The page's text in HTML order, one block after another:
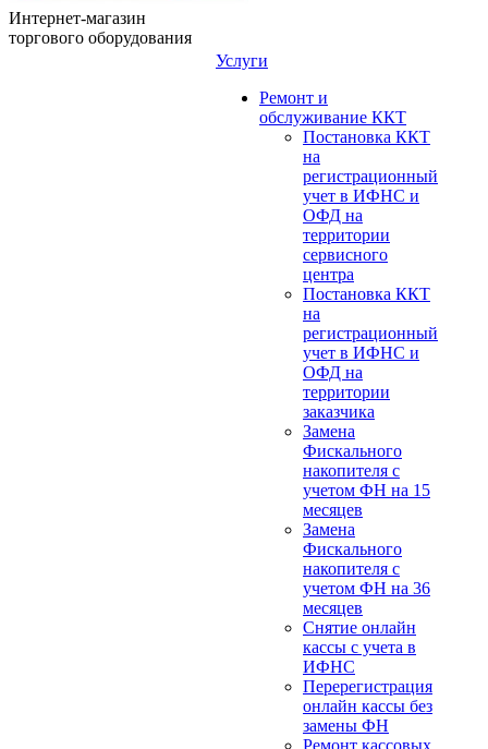
Интернет-магазин
торгового оборудования
Услуги
Ремонт и
обслуживание ККТ
Постановка ККТ
на
регистрационный
учет в ИФНС и
ОФД на
территории
сервисного
центра
Постановка ККТ
на
регистрационный
учет в ИФНС и
ОФД на
территории
заказчика
Замена
Фискального
накопителя с
учетом ФН на 15
месяцев
Замена
Фискального
накопителя с
учетом ФН на 36
месяцев
Снятие онлайн
кассы с учета в
ИФНС
Перерегистрация
онлайн кассы без
замены ФН
Ремонт кассовых